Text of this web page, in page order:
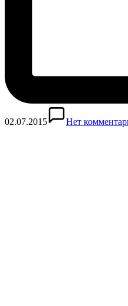
02.07.2015 Нет